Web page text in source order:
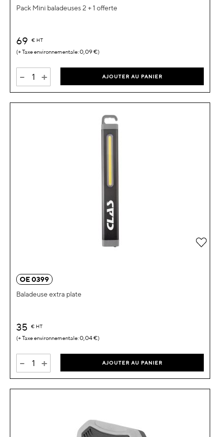
Pack Mini baladeuses 2 + 1 offerte
69 € HT
0,09 €
- + AJOUTER AU PANIER
OE 0399
Baladeuse extra plate
35 € HT
0,04 €
- + AJOUTER AU PANIER